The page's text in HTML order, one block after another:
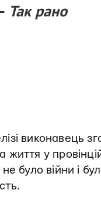
Так рано
виконавець
життя у
не було війни і